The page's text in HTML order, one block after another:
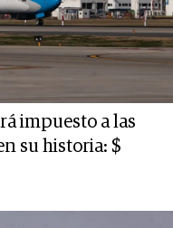
impuesto a las
su historia: $